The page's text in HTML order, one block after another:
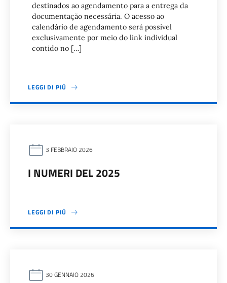
destinados ao agendamento para a entrega da
documentação necessária. O acesso ao
calendário de agendamento será possível
exclusivamente por meio do link individual
contido no […]
LEGGI DI PIÙ
3 FEBBRAIO 2026
I NUMERI DEL 2025
LEGGI DI PIÙ
30 GENNAIO 2026